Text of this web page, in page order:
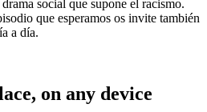
social que supone el racismo.
que esperamos os invite también
a día.
on any device